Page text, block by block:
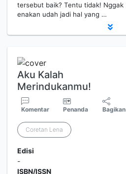
tersebut baik? Tentu tidak! Nggak
enakan udah jadi hal yang …
Aku Kalah
Merindukanmu!
Komentar Penanda Bagikan
Coretan Lena
Edisi
-
ISBN/ISSN